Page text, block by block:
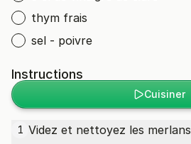
thym frais
sel - poivre
Instructions
Cuisiner
1 Videz et nettoyez les merlans